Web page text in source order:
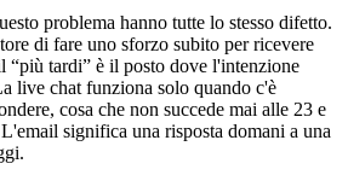
problema hanno tutte lo stesso difetto.
di fare uno sforzo subito per ricevere
“più tardi” è il posto dove l'intenzione
live chat funziona solo quando c'è
cosa che non succede mai alle 23 e
significa una risposta domani a una